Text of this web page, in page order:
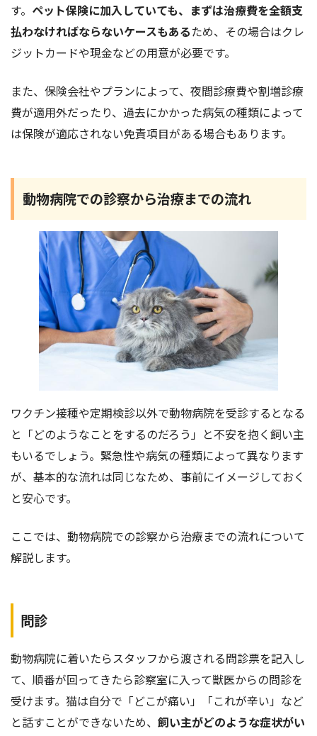
す。 ペット保険に加入していても、まずは治療費を全額支
払わなければならないケースもあるため、その場合はクレ
ジットカードや現金などの用意が必要です。
また、保険会社やプランによって、夜間診療費や割増診療
費が適用外だったり、過去にかかった病気の種類によって
は保険が適応されない免責項目がある場合もあります。
動物病院での診察から治療までの流れ
ワクチン接種や定期検診以外で動物病院を受診するとなる
と「どのようなことをするのだろう」と不安を抱く飼い主
もいるでしょう。緊急性や病気の種類によって異なります
が、基本的な流れは同じなため、事前にイメージしておく
と安心です。
ここでは、動物病院での診察から治療までの流れについて
解説します。
問診
動物病院に着いたらスタッフから渡される問診票を記入し
て、順番が回ってきたら診察室に入って獣医からの問診を
受けます。猫は自分で「どこが痛い」「これが辛い」など
と話すことができないため、 飼い主がどのような症状がい